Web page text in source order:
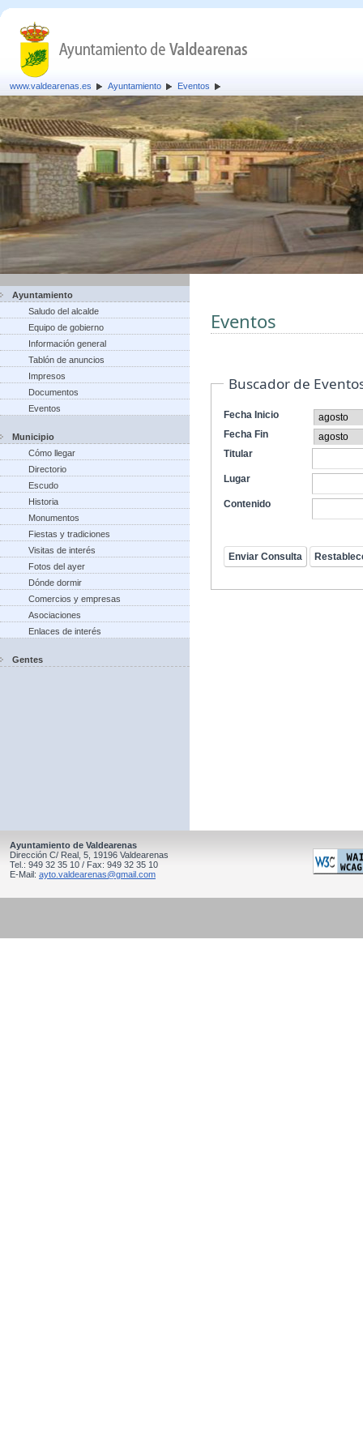
www.valdearenas.es Ayuntamiento Eventos
Ayuntamiento
Saludo del alcalde
Equipo de gobierno
Información general
Tablón de anuncios
Impresos
Documentos
Eventos
Municipio
Cómo llegar
Directorio
Escudo
Historia
Monumentos
Fiestas y tradiciones
Visitas de interés
Fotos del ayer
Dónde dormir
Comercios y empresas
Asociaciones
Enlaces de interés
Gentes
Eventos
Buscador de
Fecha Inicio
Fecha Fin
Titular
Lugar
Contenido
Ayuntamiento de Valdearenas
Dirección C/ Real, 5, 19196 Valdearenas
Tel.: 949 32 35 10 / Fax: 949 32 35 10
E-Mail: ayto.valdearenas@gmail.com